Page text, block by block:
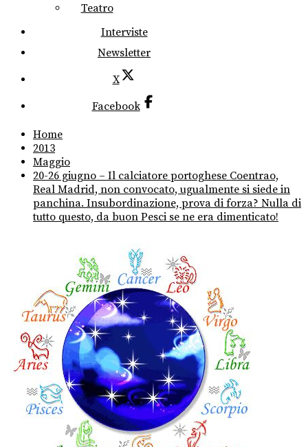
Teatro
Interviste
Newsletter
X
Facebook
Home
2013
Maggio
20-26 giugno – Il calciatore portoghese Coentrao,
Real Madrid, non convocato, ugualmente si siede in
panchina. Insubordinazione, prova di forza? Nulla di
tutto questo, da buon Pesci se ne era dimenticato!